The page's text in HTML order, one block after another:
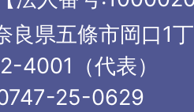
県五條市岡口1
4001（代表）
25-0629